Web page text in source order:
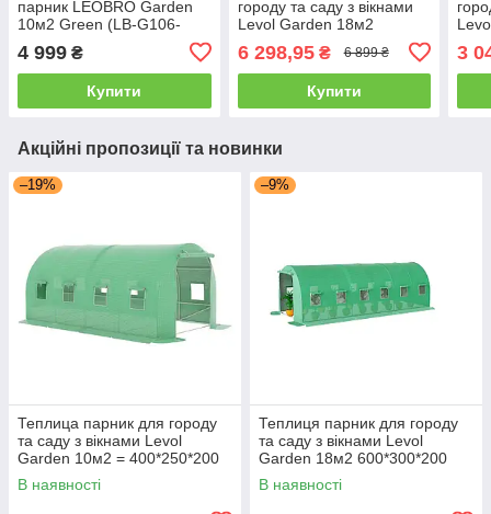
парник LEOBRO Garden
10м2 Green (LB-G106-
4 999 ₴
Купити
городу та саду з вікнами
Levol Garden 18м2
6 298,95₴ 6 899 ₴
Купити
3
Акційні пропозиції та новинки
–19%
Теплица парник для городу
та саду з вікнами Levol
Garden 10м2 = 400*250*200
В наявності
–9%
Теплиця парник для городу
та саду з вікнами Levol
Garden 18м2 600*300*200
В наявності